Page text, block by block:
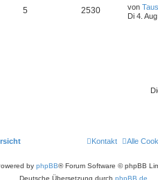
5 2530 von
Di 4.
Alle
Kontakt
by phpBB® Forum Software © phpBB
Deutsche Übersetzung durch phpBB.de